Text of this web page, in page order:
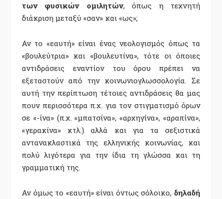
των φυσικών ομιλητών, όπως η τεχνητή
διάκριση μεταξύ «σαν» και «ως»;
Αν το «εαυτή» είναι ένας νεολογισμός όπως τα
«βουλεύτρια» και «βουλευτίνα», τότε οι όποιες
αντιδράσεις εναντίον του όρου πρέπει να
εξεταστούν από την κοινωνιογλωσσολογία. Σε
αυτή την περίπτωση τέτοιες αντιδράσεις θα μας
πουν περισσότερα π.χ. για τον στιγματισμό όρων
σε «-ίνα» (π.χ. «μπατσίνα», «αρχηγίνα», «αραπίνα»,
«γερακίνα» κτλ.) αλλά και για τα σεξιστικά
αντανακλαστικά της ελληνικής κοινωνίας, και
πολύ λιγότερα για την ίδια τη γλώσσα και τη
γραμματική της.
Αν όμως το «εαυτή» είναι όντως σόλοικο, δηλαδή